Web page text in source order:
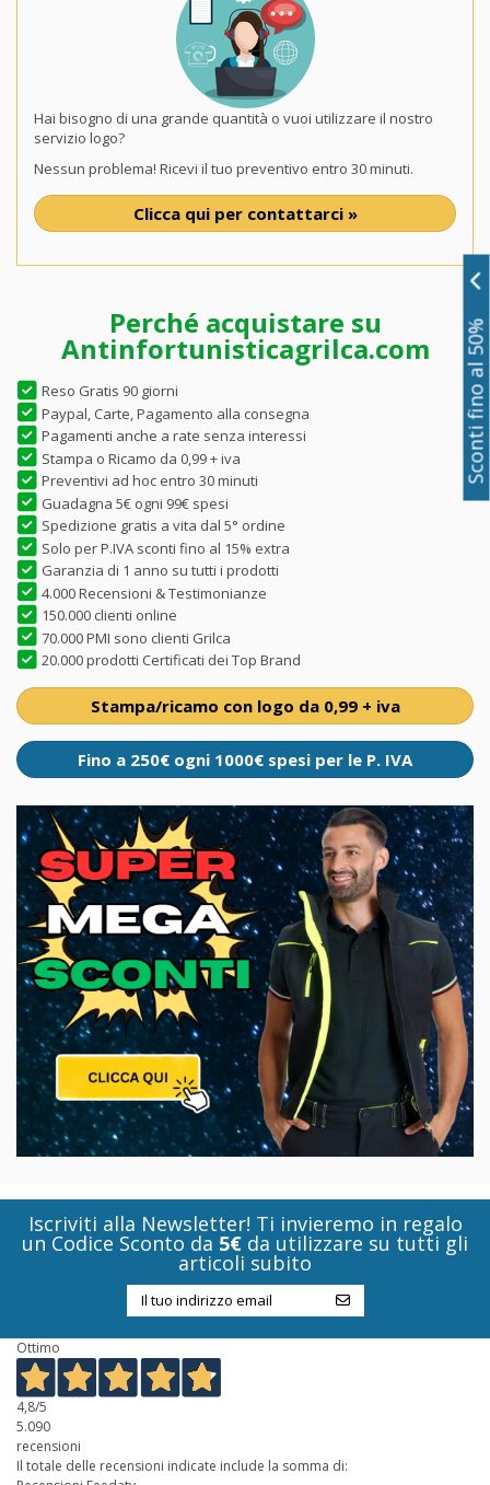
Hai bisogno di una grande quantità o vuoi utilizzare il nostro
servizio logo?
Nessun problema! Ricevi il tuo preventivo entro 30 minuti.
Clicca qui per contattarci »
Perché acquistare su
Antinfortunisticagrilca.com
Reso Gratis 90 giorni
Paypal, Carte, Pagamento alla consegna
Pagamenti anche a rate senza interessi
Stampa o Ricamo da 0,99 + iva
Preventivi ad hoc entro 30 minuti
Guadagna 5€ ogni 99€ spesi
Spedizione gratis a vita dal 5° ordine
Solo per P.IVA sconti fino al 15% extra
Garanzia di 1 anno su tutti i prodotti
4.000 Recensioni & Testimonianze
150.000 clienti online
70.000 PMI sono clienti Grilca
20.000 prodotti Certificati dei Top Brand
Stampa/ricamo con logo da 0,99 + iva
Fino a 250€ ogni 1000€ spesi per le P. IVA
Iscriviti alla Newsletter! Ti invieremo in regalo
un Codice Sconto da 5€ da utilizzare su tutti gli
articoli subito
Ottimo
4,8/5
5.090
recensioni
Il totale delle recensioni indicate include la somma di:
Sconti fino al 50%